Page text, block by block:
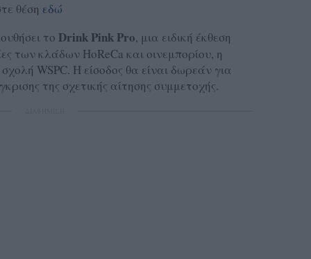
θέση εδώ
το Drink Pink Pro, μια ειδική έκθεση
των κλάδων HoReCa και οινεμπορίου, η
WSPC. Η είσοδος θα είναι δωρεάν για
της σχετικής αίτησης συμμετοχής.